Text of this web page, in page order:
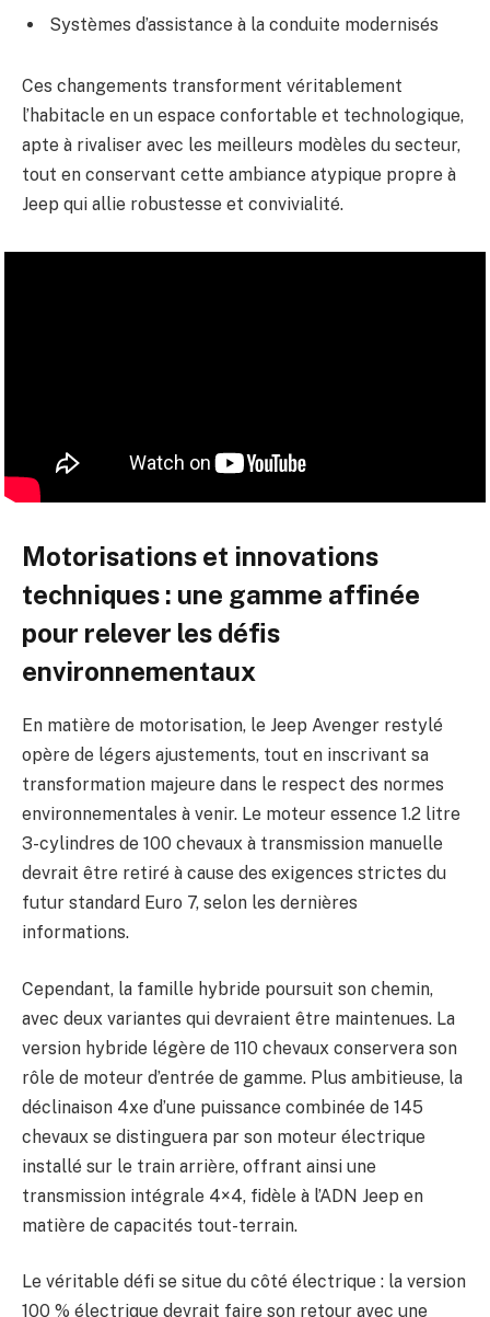
Systèmes d’assistance à la conduite modernisés
Ces changements transforment véritablement
l’habitacle en un espace confortable et technologique,
apte à rivaliser avec les meilleurs modèles du secteur,
tout en conservant cette ambiance atypique propre à
Jeep qui allie robustesse et convivialité.
Motorisations et innovations
techniques : une gamme affinée
pour relever les défis
environnementaux
En matière de motorisation, le Jeep Avenger restylé
opère de légers ajustements, tout en inscrivant sa
transformation majeure dans le respect des normes
environnementales à venir. Le moteur essence 1.2 litre
3-cylindres de 100 chevaux à transmission manuelle
devrait être retiré à cause des exigences strictes du
futur standard Euro 7, selon les dernières
informations.
Cependant, la famille hybride poursuit son chemin,
avec deux variantes qui devraient être maintenues. La
version hybride légère de 110 chevaux conservera son
rôle de moteur d’entrée de gamme. Plus ambitieuse, la
déclinaison 4xe d’une puissance combinée de 145
chevaux se distinguera par son moteur électrique
installé sur le train arrière, offrant ainsi une
transmission intégrale 4×4, fidèle à l’ADN Jeep en
matière de capacités tout-terrain.
Le véritable défi se situe du côté électrique : la version
100 % électrique devrait faire son retour avec une